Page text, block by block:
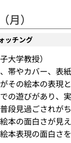
月）
ッチング
学教授）
帯やカバー、表紙
その絵本の表現
の遊びがあり、
段見過ごされが
本の面白さが見
本表現の面白さを